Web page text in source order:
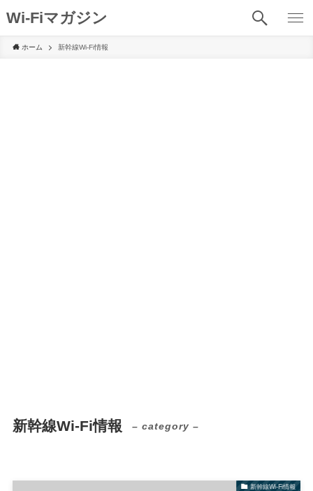
Wi-Fiマガジン
ホーム 新幹線Wi-Fi情報
新幹線Wi-Fi情報 – category –
新幹線Wi-Fi情報